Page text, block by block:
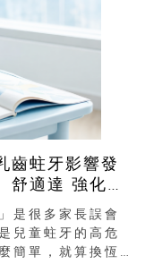
齒蛀牙影響發
是很多家長誤會
兒童蛀牙的高危
簡單，就算換恆